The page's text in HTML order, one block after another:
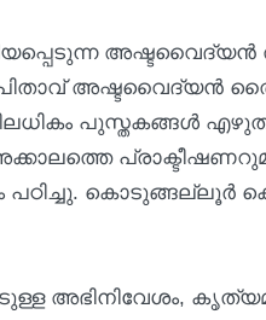
പിതാവ് അഷ്ടവൈദ്യൻ
പുസ്തകങ്ങൾ
കൊടുങ്ങല്ലൂർ
അഭിനിവേശം,